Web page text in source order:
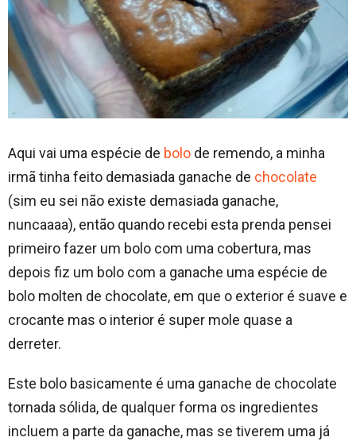
Aqui vai uma espécie de bolo de remendo, a minha
irmã tinha feito demasiada ganache de chocolate
(sim eu sei não existe demasiada ganache,
nuncaaaa), então quando recebi esta prenda pensei
primeiro fazer um bolo com uma cobertura, mas
depois fiz um bolo com a ganache uma espécie de
bolo molten de chocolate, em que o exterior é suave e
crocante mas o interior é super mole quase a
derreter.
Este bolo basicamente é uma ganache de chocolate
tornada sólida, de qualquer forma os ingredientes
incluem a parte da ganache, mas se tiverem uma já